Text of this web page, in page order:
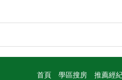
首頁 學區搜房 推薦經